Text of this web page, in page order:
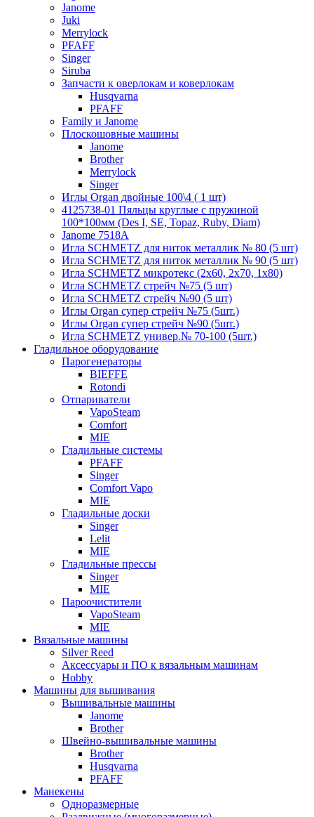
Janome
Juki
Merrylock
PFAFF
Singer
Siruba
Запчасти к оверлокам и коверлокам
Husqvarna
PFAFF
Family и Janome
Плоскошовные машины
Janome
Brother
Merrylock
Singer
Иглы Organ двойные 100\4 ( 1 шт)
4125738-01 Пяльцы круглые с пружиной
100*100мм (Des I, SE, Topaz, Ruby, Diam)
Janome 7518A
Игла SCHMETZ для ниток металлик № 80 (5 шт)
Игла SCHMETZ для ниток металлик № 90 (5 шт)
Игла SCHMETZ микротекс (2х60, 2х70, 1х80)
Игла SCHMETZ стрейч №75 (5 шт)
Игла SCHMETZ стрейч №90 (5 шт)
Иглы Organ супер стрейч №75 (5шт.)
Иглы Organ супер стрейч №90 (5шт.)
Игла SCHMETZ универ.№ 70-100 (5шт.)
Гладильное оборудование
Парогенераторы
BIEFFE
Rotondi
Отпариватели
VapoSteam
Comfort
MIE
Гладильные системы
PFAFF
Singer
Comfort Vapo
MIE
Гладильные доски
Singer
Lelit
MIE
Гладильные прессы
Singer
MIE
Пароочистители
VapoSteam
MIE
Вязальные машины
Silver Reed
Аксессуары и ПО к вязальным машинам
Hobby
Машины для вышивания
Вышивальные машины
Janome
Brother
Швейно-вышивальные машины
Brother
Husqvarna
PFAFF
Манекены
Одноразмерные